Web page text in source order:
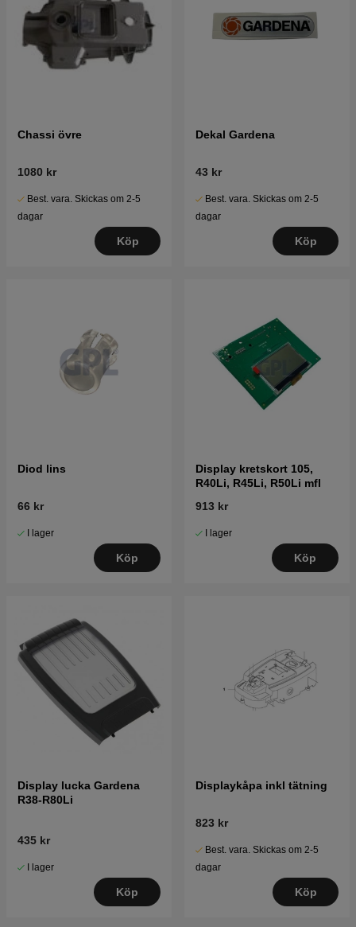
Chassi övre
1080 kr
Best. vara. Skickas om 2-5
dagar
Köp
Dekal Gardena
43 kr
Best. vara. Skickas om 2-5
dagar
Köp
Diod lins
66 kr
I lager
Köp
Display kretskort 105,
R40Li, R45Li, R50Li mfl
913 kr
I lager
Köp
Display lucka Gardena
R38-R80Li
435 kr
I lager
Köp
Displaykåpa inkl tätning
823 kr
Best. vara. Skickas om 2-5
dagar
Köp